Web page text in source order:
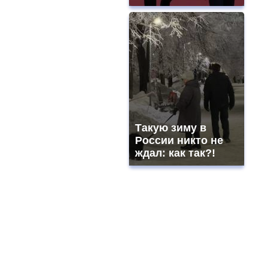
Такую зиму в
России никто не
ждал: как так?!